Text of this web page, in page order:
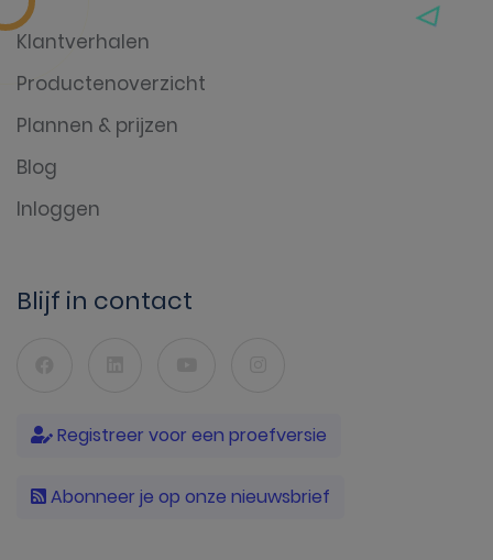
Klantverhalen
Productenoverzicht
Plannen & prijzen
Blog
Inloggen
Blijf in contact
Registreer voor een proefversie
Abonneer je op onze nieuwsbrief